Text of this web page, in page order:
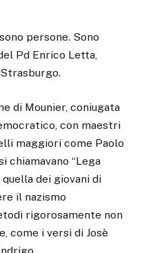
persone. Sono
Pd Enrico Letta,
di Mounier, coniugata
con maestri
maggiori come Paolo
chiamavano “Lega
quella dei giovani di
il nazismo
rigorosamente non
come i versi di Josè